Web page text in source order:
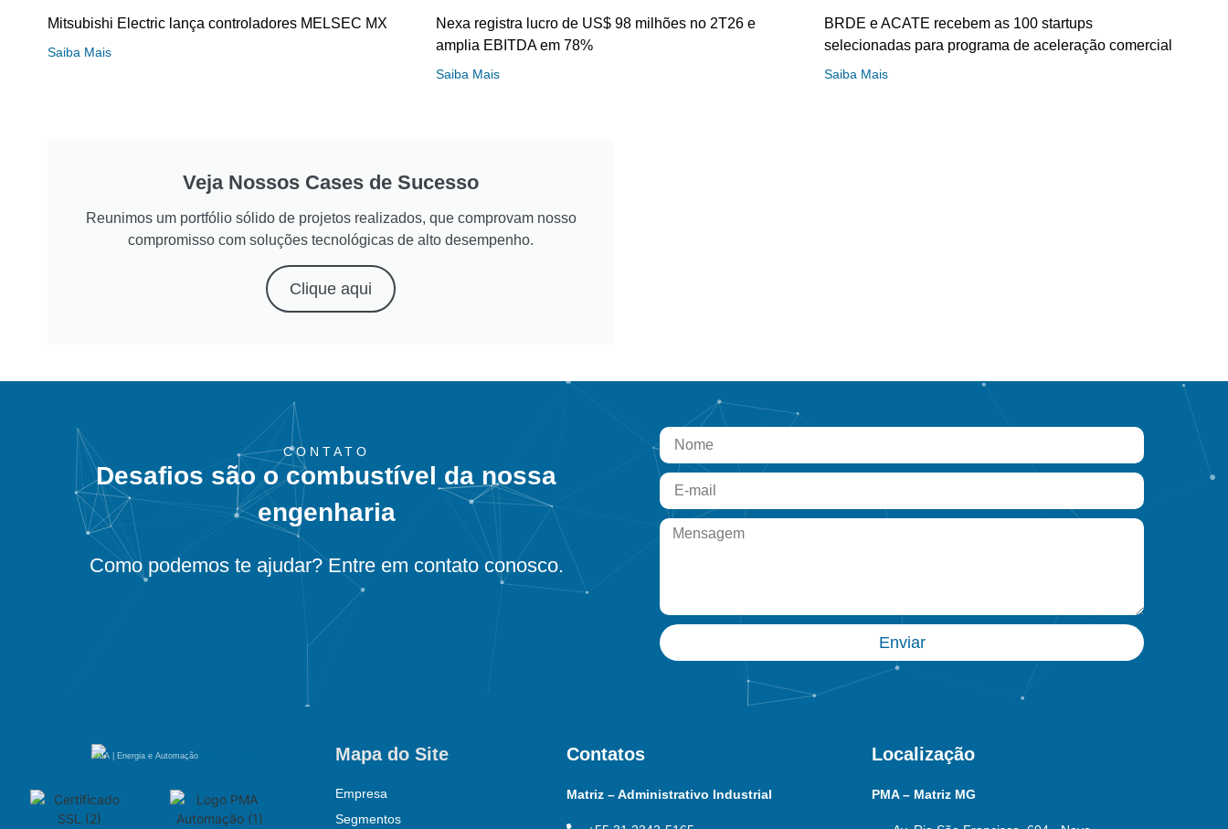
Mitsubishi Electric lança controladores MELSEC MX
Saiba Mais
Nexa registra lucro de US$ 98 milhões no 2T26 e
amplia EBITDA em 78%
Saiba Mais
BRDE e ACATE recebem as 100 startups
selecionadas para programa de aceleração comercial
Saiba Mais
Veja Nossos Cases de Sucesso
Reunimos um portfólio sólido de projetos realizados, que comprovam nosso
compromisso com soluções tecnológicas de alto desempenho.
Clique aqui
CONTATO
Desafios são o combustível da nossa
engenharia
Como podemos te ajudar? Entre em contato conosco.
Enviar
PMA | Energia e Automação Mapa do Site
Empresa
Segmentos
Contatos
Matriz – Administrativo Industrial
Localização
PMA – Matriz MG